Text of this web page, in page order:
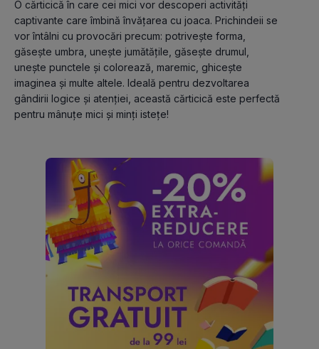
O cărticică în care cei mici vor descoperi activități
captivante care îmbină învățarea cu joaca. Prichindeii se
vor întâlni cu provocări precum: potrivește forma,
găsește umbra, unește jumătățile, găsește drumul,
unește punctele și colorează, maremic, ghicește
imaginea și multe altele. Ideală pentru dezvoltarea
gândirii logice și atenției, această cărticică este perfectă
pentru mânuțe mici și minți istețe!